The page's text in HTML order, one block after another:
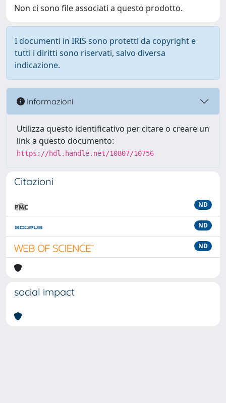
Non ci sono file associati a questo prodotto.
I documenti in IRIS sono protetti da copyright e
tutti i diritti sono riservati, salvo diversa
indicazione.
Informazioni
Utilizza questo identificativo per citare o creare un
link a questo documento:
https://hdl.handle.net/10807/10756
Citazioni
ND
ND
ND
social impact